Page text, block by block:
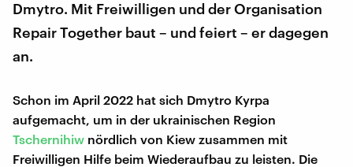
Dmytro. Mit Freiwilligen und der Organisation
Repair Together baut – und feiert – er dagegen
an.
Schon im April 2022 hat sich Dmytro Kyrpa
aufgemacht, um in der ukrainischen Region
Tschernihiw nördlich von Kiew zusammen mit
Freiwilligen Hilfe beim Wiederaufbau zu leisten. Die